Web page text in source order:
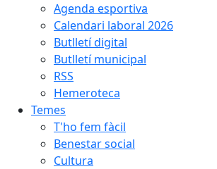
Agenda esportiva
Calendari laboral 2026
Butlletí digital
Butlletí municipal
RSS
Hemeroteca
Temes
T'ho fem fàcil
Benestar social
Cultura